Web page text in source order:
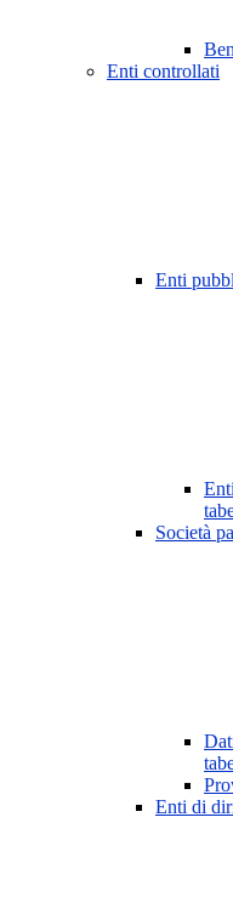
Enti controllati
Enti
Società
Enti di